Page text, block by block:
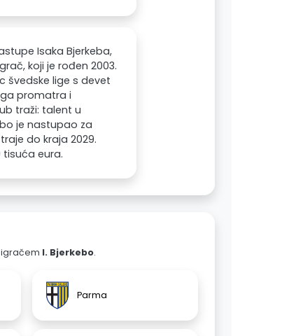
Isaka Bjerkeba,
koji je rođen 2003.
švedske lige s devet
promatra i
traži: talent u
je nastupao za
do kraja 2029.
eura.
igračem I. Bjerkebo.
Parma